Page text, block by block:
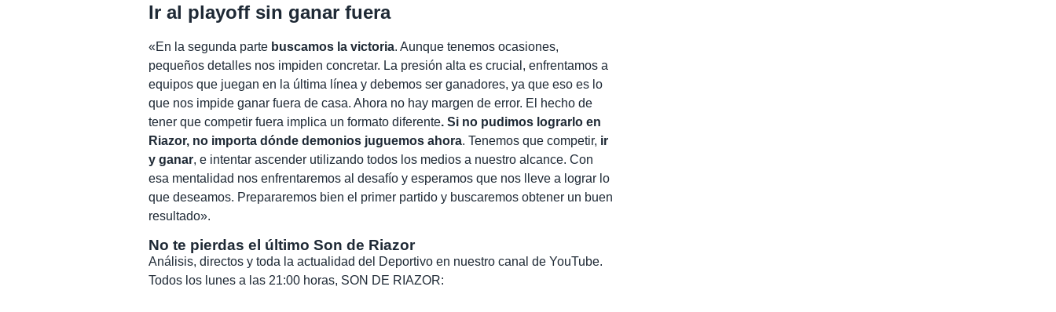
Ir al playoff sin ganar fuera
«En la segunda parte buscamos la victoria. Aunque tenemos ocasiones,
pequeños detalles nos impiden concretar. La presión alta es crucial, enfrentamos a
equipos que juegan en la última línea y debemos ser ganadores, ya que eso es lo
que nos impide ganar fuera de casa. Ahora no hay margen de error. El hecho de
tener que competir fuera implica un formato diferente. Si no pudimos lograrlo en
Riazor, no importa dónde demonios juguemos ahora. Tenemos que competir, ir
y ganar, e intentar ascender utilizando todos los medios a nuestro alcance. Con
esa mentalidad nos enfrentaremos al desafío y esperamos que nos lleve a lograr lo
que deseamos. Prepararemos bien el primer partido y buscaremos obtener un buen
resultado».
No te pierdas el último Son de Riazor
Análisis, directos y toda la actualidad del Deportivo en nuestro canal de YouTube.
Todos los lunes a las 21:00 horas, SON DE RIAZOR: